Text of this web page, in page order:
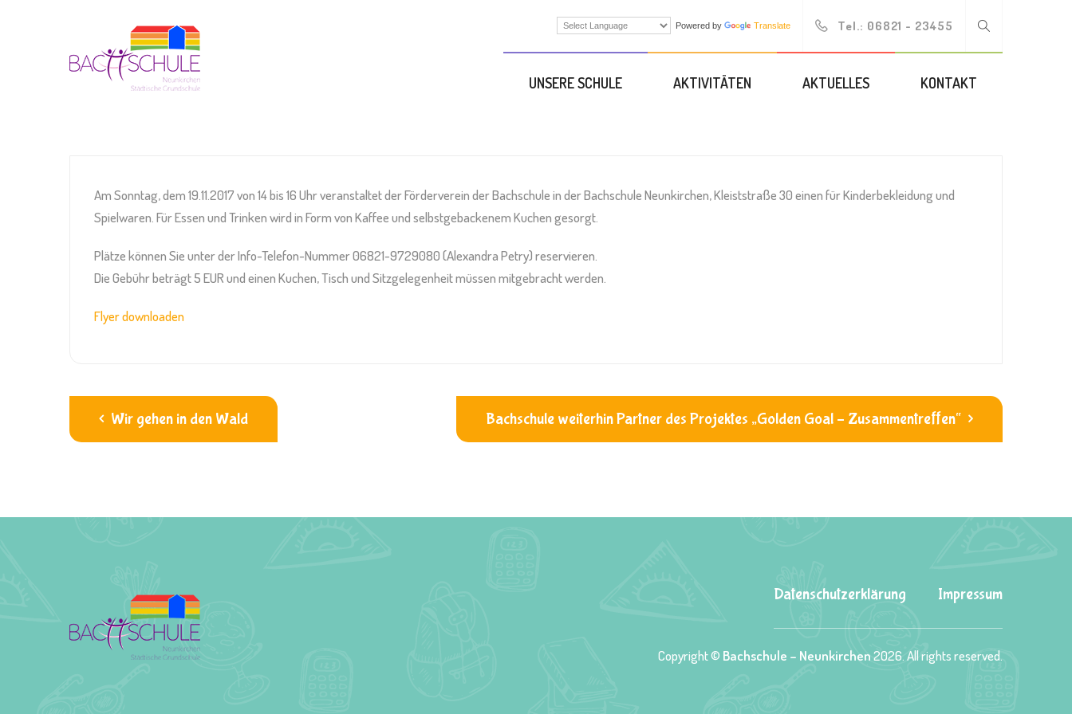
Powered by Translate Tel.: 06821 - 23455
UNSERE SCHULE AKTIVITÄTEN AKTUELLES KONTAKT
Am Sonntag, dem 19.11.2017 von 14 bis 16 Uhr veranstaltet der Förderverein der Bachschule in der Bachschule Neunkirchen, Kleiststraße 30 einen für Kinderbekleidung und
Spielwaren. Für Essen und Trinken wird in Form von Kaffee und selbstgebackenem Kuchen gesorgt.
Plätze können Sie unter der Info-Telefon-Nummer 06821-9729080 (Alexandra Petry) reservieren.
Die Gebühr beträgt 5 EUR und einen Kuchen, Tisch und Sitzgelegenheit müssen mitgebracht werden.
Flyer downloaden
Wir gehen in den Wald Bachschule weiterhin Partner des Projektes „Golden Goal – Zusammentreffen“
Datenschutzerklärung Impressum
Copyright © Bachschule – Neunkirchen2026. All rights reserved.